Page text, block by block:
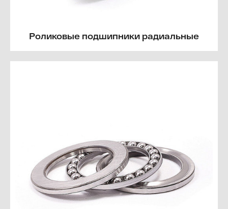
Роликовые подшипники радиальные